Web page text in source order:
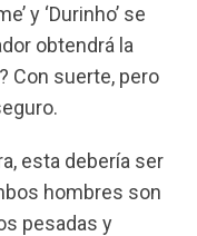
y ‘Durinho’ se
obtendrá la
Con suerte, pero
esta debería ser
hombres son
pesadas y